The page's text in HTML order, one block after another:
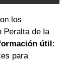
los
Peralta de la
útil:
para